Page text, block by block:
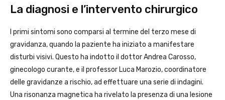
La diagnosi e l’intervento chirurgico
I primi sintomi sono comparsi al termine del terzo mese di
gravidanza, quando la paziente ha iniziato a manifestare
disturbi visivi. Questo ha indotto il dottor Andrea Carosso,
ginecologo curante, e il professor Luca Marozio, coordinatore
delle gravidanze a rischio, ad effettuare una serie di indagini.
Una risonanza magnetica ha rivelato la presenza di una lesione